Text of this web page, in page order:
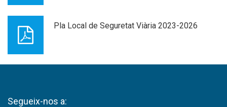
Pla Local de Seguretat Viària 2023-2026
Segueix-nos a: